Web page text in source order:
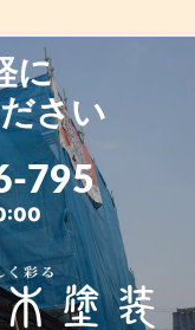
に
さい
795